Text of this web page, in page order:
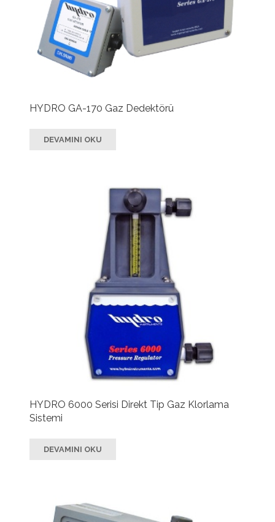
HYDRO GA-170 Gaz Dedektörü
DEVAMINI OKU
HYDRO 6000 Serisi Direkt Tip Gaz Klorlama
Sistemi
DEVAMINI OKU